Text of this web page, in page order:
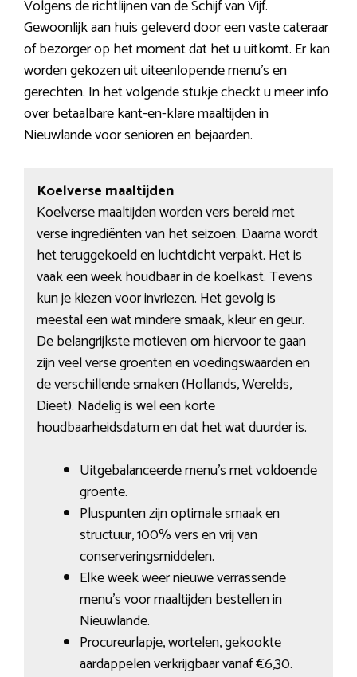
Volgens de richtlijnen van de Schijf van Vijf.
Gewoonlijk aan huis geleverd door een vaste cateraar
of bezorger op het moment dat het u uitkomt. Er kan
worden gekozen uit uiteenlopende menu’s en
gerechten. In het volgende stukje checkt u meer info
over betaalbare kant-en-klare maaltijden in
Nieuwlande voor senioren en bejaarden.
Koelverse maaltijden
Koelverse maaltijden worden vers bereid met
verse ingrediënten van het seizoen. Daarna wordt
het teruggekoeld en luchtdicht verpakt. Het is
vaak een week houdbaar in de koelkast. Tevens
kun je kiezen voor invriezen. Het gevolg is
meestal een wat mindere smaak, kleur en geur.
De belangrijkste motieven om hiervoor te gaan
zijn veel verse groenten en voedingswaarden en
de verschillende smaken (Hollands, Werelds,
Dieet). Nadelig is wel een korte
houdbaarheidsdatum en dat het wat duurder is.
Uitgebalanceerde menu’s met voldoende
groente.
Pluspunten zijn optimale smaak en
structuur, 100% vers en vrij van
conserveringsmiddelen.
Elke week weer nieuwe verrassende
menu’s voor maaltijden bestellen in
Nieuwlande.
Procureurlapje, wortelen, gekookte
aardappelen verkrijgbaar vanaf €6,30.